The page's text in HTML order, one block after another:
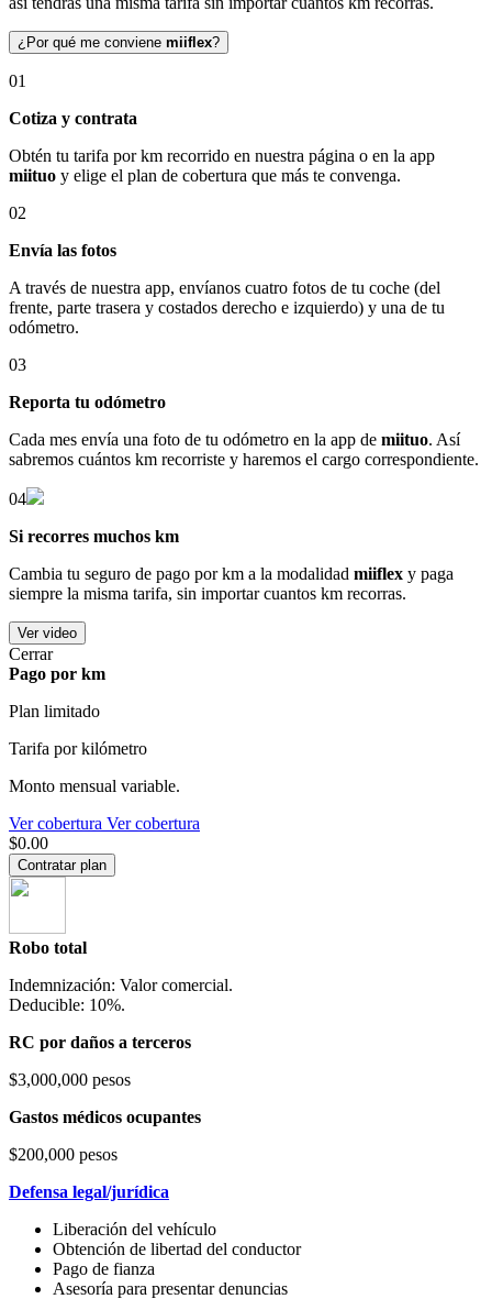
¿Por qué me conviene miiflex?
01
Cotiza y contrata
Obtén tu tarifa por km recorrido en nuestra página o en la app
miituo y elige el plan de cobertura que más te convenga.
02
Envía las fotos
A través de nuestra app, envíanos cuatro fotos de tu coche (del
frente, parte trasera y costados derecho e izquierdo) y una de tu
odómetro.
03
Reporta tu odómetro
Cada mes envía una foto de tu odómetro en la app de miituo. Así
sabremos cuántos km recorriste y haremos el cargo correspondiente.
04
Si recorres muchos km
Cambia tu seguro de pago por km a la modalidad miiflex y paga
siempre la misma tarifa, sin importar cuantos km recorras.
Ver video
Cerrar
Pago por km
Plan limitado
Tarifa por kilómetro
Monto mensual variable.
Ver cobertura Ver cobertura
$0.00
Contratar plan
Robo total
Indemnización: Valor comercial.
Deducible: 10%.
RC por daños a terceros
$3,000,000 pesos
Gastos médicos ocupantes
$200,000 pesos
Defensa legal/jurídica
Liberación del vehículo
Obtención de libertad del conductor
Pago de fianza
Asesoría para presentar denuncias